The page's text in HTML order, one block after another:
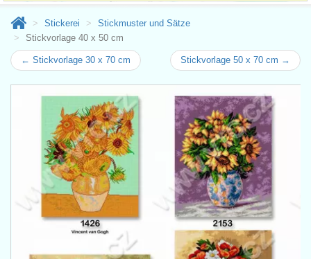
Stickerei
Stickmuster und Sätze
Stickvorlage 40 x 50 cm
← Stickvorlage 30 x 70 cm Stickvorlage 50 x 70 cm →